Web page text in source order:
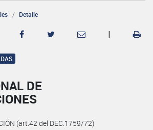
Detalle
|
DE
(art.42 del DEC.1759/72)